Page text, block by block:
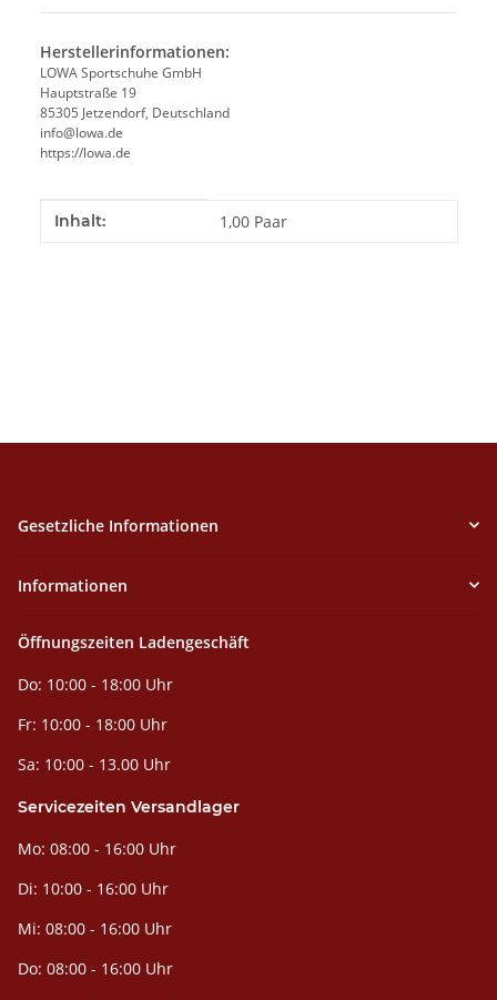
Herstellerinformationen:
LOWA Sportschuhe GmbH
Hauptstraße 19
85305 Jetzendorf, Deutschland
info@lowa.de
https://lowa.de
Produkteigenschaft
Wert
Inhalt: 1,00 Paar
Gesetzliche Informationen
Informationen
Öffnungszeiten Ladengeschäft
Do: 10:00 - 18:00 Uhr
Fr: 10:00 - 18:00 Uhr
Sa: 10:00 - 13.00 Uhr
Servicezeiten Versandlager
Mo: 08:00 - 16:00 Uhr
Di: 10:00 - 16:00 Uhr
Mi: 08:00 - 16:00 Uhr
Do: 08:00 - 16:00 Uhr